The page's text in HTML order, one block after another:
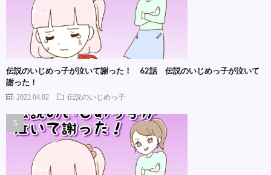
伝説のいじめっ子が泣いて謝った！ 62話 伝説のいじめっ子が泣いて
謝った！
2022.04.02 伝説のいじめっ子